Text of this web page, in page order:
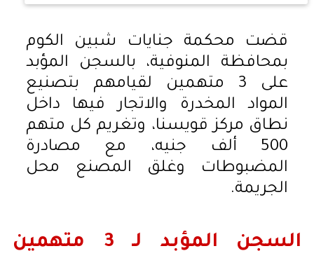
قضت محكمة جنايات شبين الكوم
بمحافظة المنوفية، بالسجن المؤبد
على 3 متهمين لقيامهم بتصنيع
المواد المخدرة والاتجار فيها داخل
نطاق مركز قويسنا، وتغريم كل متهم
500 ألف جنيه، مع مصادرة
المضبوطات وغلق المصنع محل
الجريمة.
السجن المؤبد لـ 3 متهمين